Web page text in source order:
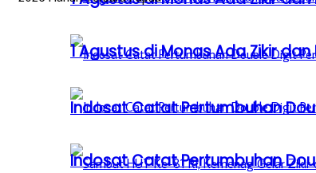
Indosat Catat Pertumbuhan
1 Agustus di Monas Ada Zikir
Indosat Catat Pertumbuhan